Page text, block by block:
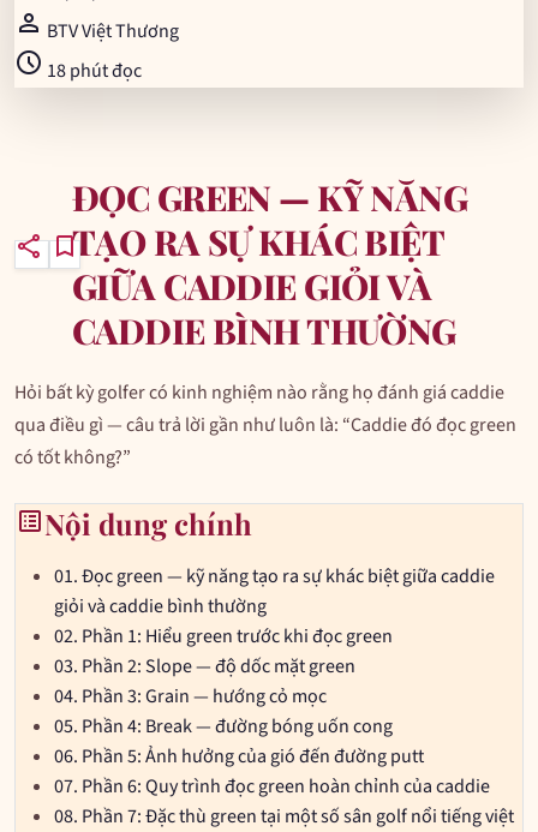
person BTV Việt Thương
schedule 18 phút đọc
sharebookmark
ĐỌC GREEN — KỸ NĂNG
TẠO RA SỰ KHÁC BIỆT
GIỮA CADDIE GIỎI VÀ
CADDIE BÌNH THƯỜNG
Hỏi bất kỳ golfer có kinh nghiệm nào rằng họ đánh giá caddie
qua điều gì — câu trả lời gần như luôn là: “Caddie đó đọc green
có tốt không?”
list_altNội dung chính
01.Đọc green — kỹ năng tạo ra sự khác biệt giữa caddie
giỏi và caddie bình thường
02. Phần 1: Hiểu green trước khi đọc green
03. Phần 2: Slope — độ dốc mặt green
04. Phần 3: Grain — hướng cỏ mọc
05. Phần 4: Break — đường bóng uốn cong
06. Phần 5: Ảnh hưởng của gió đến đường putt
07. Phần 6: Quy trình đọc green hoàn chỉnh của caddie
08. Phần 7: Đặc thù green tại một số sân golf nổi tiếng việt